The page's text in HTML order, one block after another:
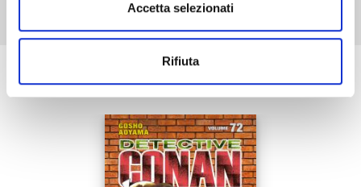
Accetta selezionati
Rifiuta
Se ti è piaciuto prova anche: